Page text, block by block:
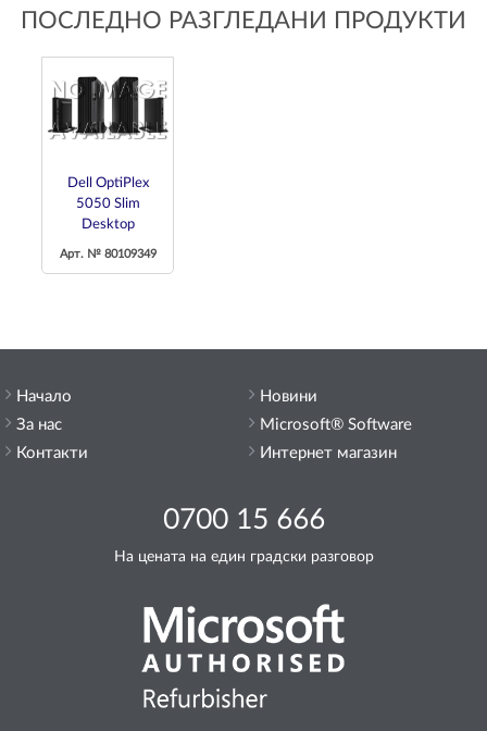
ПОСЛЕДНО РАЗГЛЕДАНИ ПРОДУКТИ
Dell OptiPlex
5050 Slim
Desktop
Арт. № 80109349
Начало
За нас
Контакти
0700 15 666
На цената на един градски разговор
Новини
Microsoft® Software
Интернет магазин